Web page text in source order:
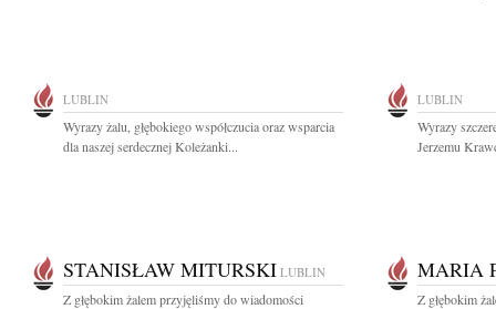
LUBLIN
Wyrazy żalu, głębokiego współczucia oraz wsparcia
dla naszej serdecznej Koleżanki...
LUBLIN
Wyrazy
Jerzemu
STANISŁAW MITURSKI LUBLIN
Z głębokim żalem przyjęliśmy do wiadomości
MARIA
Z głębokim